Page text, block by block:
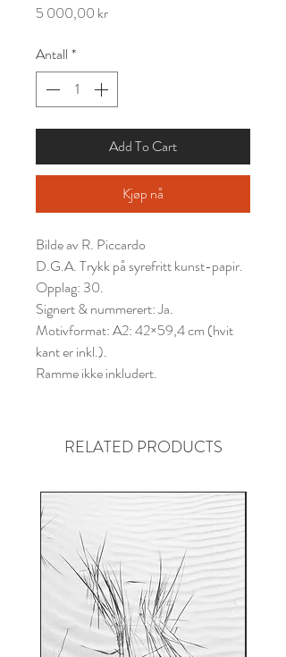
5 000,00 krPris
Antall *
Add To Cart
Kjøp nå
Bilde av R. Piccardo
D.G.A. Trykk på syrefritt kunst-papir.
Opplag: 30.
Signert & nummerert: Ja.
Motivformat: A2: 42×59,4 cm (hvit
kant er inkl.).
Ramme ikke inkludert.
RELATED PRODUCTS